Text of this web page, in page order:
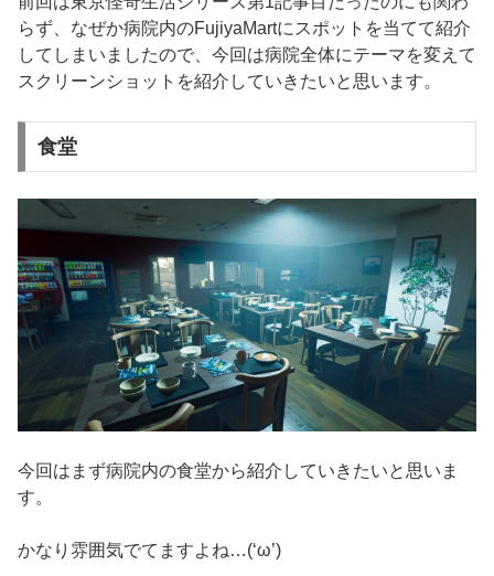
らず、なぜか病院内のFujiyaMartにスポットを当てて紹介
してしまいましたので、今回は病院全体にテーマを変えて
スクリーンショットを紹介していきたいと思います。
食堂
今回はまず病院内の食堂から紹介していきたいと思いま
す。
かなり雰囲気でてますよね…(‘ω’)